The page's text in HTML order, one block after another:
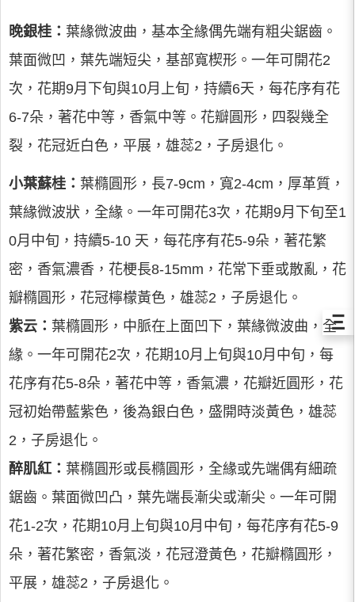
晚銀桂： 葉緣微波曲，基本全緣偶先端有粗尖鋸齒。
葉面微凹，葉先端短尖，基部寬楔形。一年可開花2
次，花期9月下旬與10月上旬，持續6天，每花序有花
6-7朵，著花中等，香氣中等。花瓣圓形，四裂幾全
裂，花冠近白色，平展，雄蕊2，子房退化。
小葉蘇桂： 葉橢圓形，長7-9cm，寬2-4cm，厚革質，
葉緣微波狀，全緣。一年可開花3次，花期9月下旬至1
0月中旬，持續5-10 天，每花序有花5-9朵，著花繁
密，香氣濃香，花梗長8-15mm，花常下垂或散亂，花
瓣橢圓形，花冠檸檬黃色，雄蕊2，子房退化。
紫云： 葉橢圓形，中脈在上面凹下，葉緣微波曲，全
緣。一年可開花2次，花期10月上旬與10月中旬，每
花序有花5-8朵，著花中等，香氣濃，花瓣近圓形，花
冠初始帶藍紫色，後為銀白色，盛開時淡黃色，雄蕊
2，子房退化。
醉肌紅： 葉橢圓形或長橢圓形，全緣或先端偶有細疏
鋸齒。葉面微凹凸，葉先端長漸尖或漸尖。一年可開
花1-2次，花期10月上旬與10月中旬，每花序有花5-9
朵，著花繁密，香氣淡，花冠澄黃色，花瓣橢圓形，
平展，雄蕊2，子房退化。
Ξ